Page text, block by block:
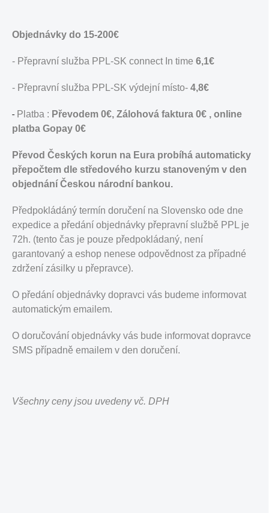
Objednávky do 15-200€
- Přepravní služba PPL-SK connect In time 6,1€
- Přepravní služba PPL-SK výdejní místo- 4,8€
- Platba : Převodem 0€, Zálohová faktura 0€ , online
platba Gopay 0€
Převod Českých korun na Eura probíhá automaticky
přepočtem dle středového kurzu stanoveným v den
objednání Českou národní bankou.
Předpokládáný termín doručení na Slovensko ode dne
expedice a předání objednávky přepravní službě PPL je
72h. (tento čas je pouze předpokládaný, není
garantovaný a eshop nenese odpovědnost za případné
zdržení zásilky u přepravce).
O předání objednávky dopravci vás budeme informovat
automatickým emailem.
O doručování objednávky vás bude informovat dopravce
SMS případně emailem v den doručení.
Všechny ceny jsou uvedeny vč. DPH